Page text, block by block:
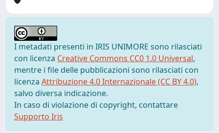
I metadati presenti in IRIS UNIMORE sono rilasciati
con licenza Creative Commons CC0 1.0 Universal,
mentre i file delle pubblicazioni sono rilasciati con
licenza Attribuzione 4.0 Internazionale (CC BY 4.0),
salvo diversa indicazione.
In caso di violazione di copyright, contattare
Supporto Iris